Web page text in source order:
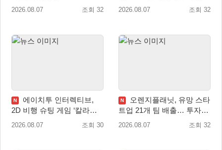
2026.08.07 조회 32
막
2026.08.07 조회 32
N
에이치투 인터렉티브,
2D 비행 슈팅 게임 ‘칼라드
리우스2/다크 엘레멘트’ 올
2026.08.07 조회 30
N
오렌지플래닛, 유망 스타
트업 21개 팀 배출… 투자유
치∙매출성장 성과 눈길
2026.08.07 조회 32